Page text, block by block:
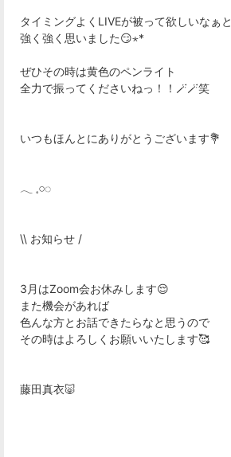
タイミングよくLIVEが被って欲しいなぁと
強く強く思いました😏⋆*
ぜひその時は黄色のペンライト
全力で振ってくださいねっ！！🪄🪄笑
いつもほんとにありがとうございます💐
𓂃 𓈒𓏸◌‬
\\ お知らせ /
3月はZoom会お休みします😌
また機会があれば
色んな方とお話できたらなと思うので
その時はよろしくお願いいたします🥰
藤田真衣🐷